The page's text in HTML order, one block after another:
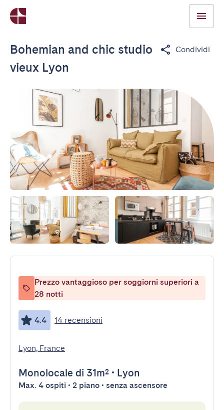
Bohemian and chic studio
vieux Lyon
Condividi
Prezzo vantaggioso per soggiorni superiori a
28 notti
4.4 14 recensioni
Lyon, France
Monolocale di 31m² • Lyon
Max. 4 ospiti • 2 piano • senza ascensore